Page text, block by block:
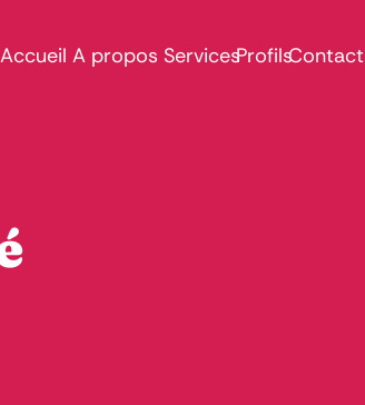
Accueil A propos ServicesProfilsContact